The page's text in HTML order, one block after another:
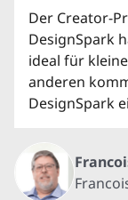
Der Creator-
DesignSpark
ideal für
anderen
DesignSpark